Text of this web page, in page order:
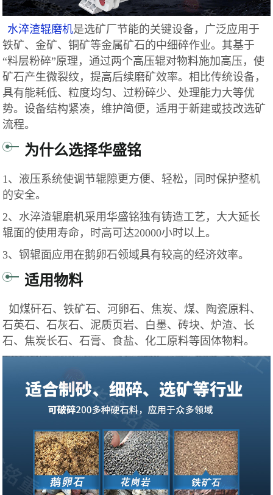
水淬渣辊磨机是选矿厂节能的关键设备，广泛应用于
铁矿、金矿、铜矿等金属矿石的中细碎作业。其基于
“料层粉碎”原理，通过两个高压辊对物料施加高压，使
矿石产生微裂纹，提高后续磨矿效率。相比传统设备，
具有能耗低、粒度均匀、过粉碎少、处理能力大等优
势。设备结构紧凑，维护简便，适用于新建或技改选矿
流程。
为什么选择华盛铭
1、液压系统使调节辊隙更方便、轻松，同时保护整机
的安全。
2、水淬渣辊磨机采用华盛铭独有铸造工艺，大大延长
辊面的使用寿命，时高可达20000小时以上。
3、钢辊面应用在鹅卵石领域具有较高的经济效率。
适用物料
如煤矸石、铁矿石、河卵石、焦炭、煤、陶瓷原料、
石英石、石灰石、泥质页岩、白墨、砖块、炉渣、长
石、焦炭长石、石膏、食盐、化工原料等固体物料。